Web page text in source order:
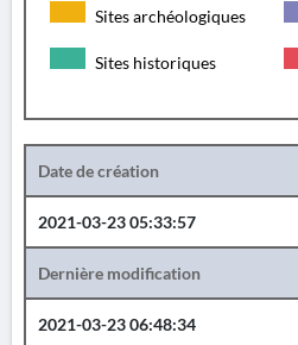
Sites archéologiques
Sites historiques
Date de création
2021-03-23 05:33:57
Dernière modification
2021-03-23 06:48:34